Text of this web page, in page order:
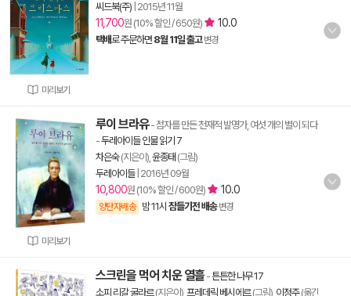
미리보기
씨드북(주) 2015년 11월
11,700원 (10% 할인 / 650원) 10.0
택배로 주문하면 8월 11일 출고 변경
미리보기
루이 브라유- 점자를 만든 천재적 발명가, 여섯 개의 별이 되다
-두레아이들 인물 읽기 7
차은숙(지은이), 윤종태 (그림)
두레아이들| 2016년 09월
10,800원 (10% 할인 / 600원) 10.0
양탄자배송 밤 11시 잠들기전 배송 변경
스크린을 먹어 치운 열흘 -튼튼한 나무 17
소피 리갈 굴라르(지은이), 프레데릭 베시에르(그림), 이정주(옮긴